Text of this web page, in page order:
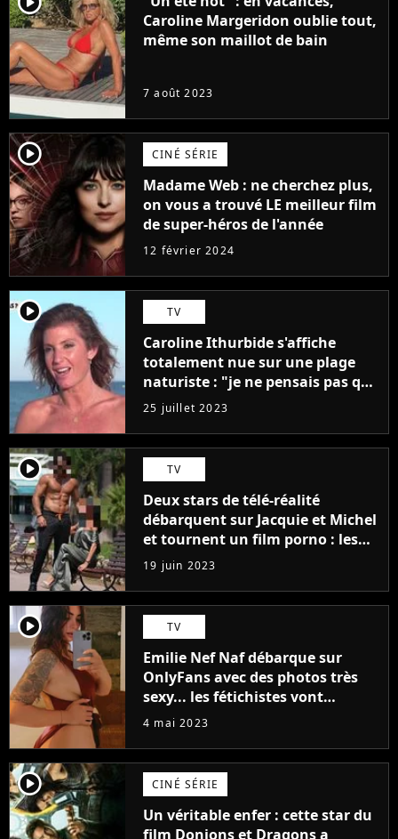
Caroline Margeridon oublie tout,
même son maillot de bain
7 août 2023
player2 CINÉ SÉRIE
Madame Web : ne cherchez plus,
on vous a trouvé LE meilleur film
de super-héros de l'année
12 février 2024
player2 TV
Caroline Ithurbide s'affiche
totalement nue sur une plage
naturiste : "je ne pensais pas que
j'arriverais à le faire..."
25 juillet 2023
player2 TV
Deux stars de télé-réalité
débarquent sur Jacquie et Michel
et tournent un film porno : les
premières images du tournage
(exclu)
19 juin 2023
player2 TV
Emilie Nef Naf débarque sur
OnlyFans avec des photos très
sexy... les fétichistes vont
prendre leur pied !
4 mai 2023
player2 CINÉ SÉRIE
Un véritable enfer : cette star du
film Donjons et Dragons a